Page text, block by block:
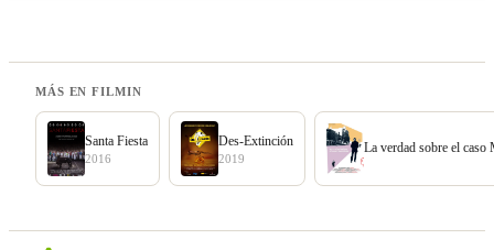
MÁS EN FILMIN
Santa Fiesta
2016
Des-Extinción
2019
La verdad sobre el caso